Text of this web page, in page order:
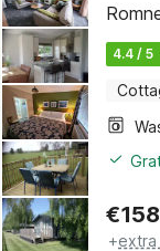
4.4 / 5
€158
+